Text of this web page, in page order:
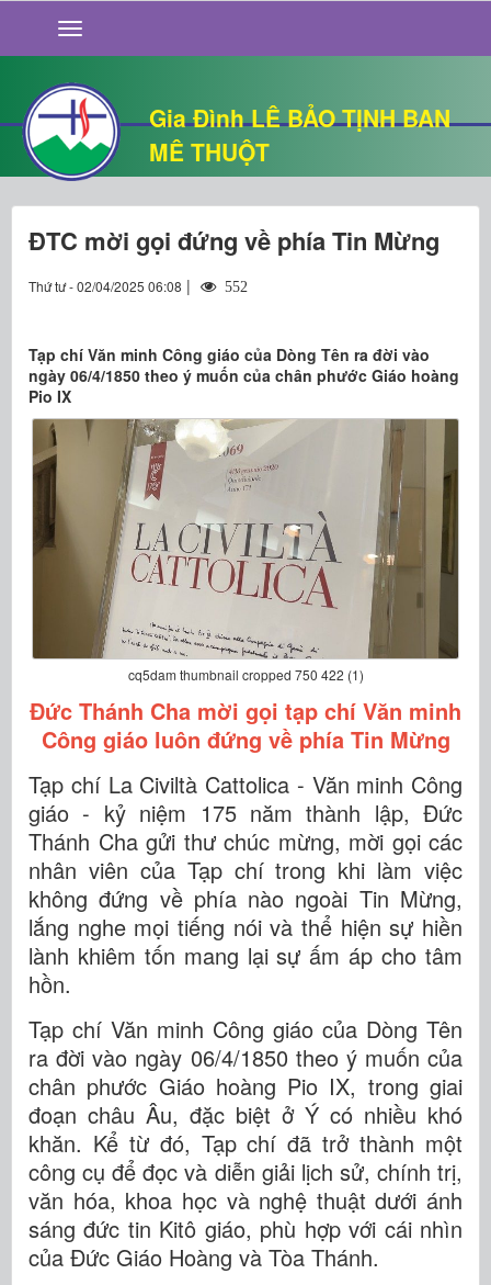
Gia Đình LÊ BẢO TỊNH BAN
MÊ THUỘT
GIỚI THIỆU
TIN TỨC
SỐNG ĐẠO
CHUYỆN NHÀ
QUÁN VĂN
THƯ GIÃN
ĐTC mời gọi đứng về phía Tin Mừng
Thứ tư - 02/04/2025 06:08 | 552
Tạp chí Văn minh Công giáo của Dòng Tên ra đời vào
ngày 06/4/1850 theo ý muốn của chân phước Giáo hoàng
Pio IX
cq5dam thumbnail cropped 750 422 (1)
Đức Thánh Cha mời gọi tạp chí Văn minh
Công giáo luôn đứng về phía Tin Mừng
Tạp chí La Civiltà Cattolica - Văn minh Công
giáo - kỷ niệm 175 năm thành lập, Đức
Thánh Cha gửi thư chúc mừng, mời gọi các
nhân viên của Tạp chí trong khi làm việc
không đứng về phía nào ngoài Tin Mừng,
lắng nghe mọi tiếng nói và thể hiện sự hiền
lành khiêm tốn mang lại sự ấm áp cho tâm
hồn.
Tạp chí Văn minh Công giáo của Dòng Tên
ra đời vào ngày 06/4/1850 theo ý muốn của
chân phước Giáo hoàng Pio IX, trong giai
đoạn châu Âu, đặc biệt ở Ý có nhiều khó
khăn. Kể từ đó, Tạp chí đã trở thành một
công cụ để đọc và diễn giải lịch sử, chính trị,
văn hóa, khoa học và nghệ thuật dưới ánh
sáng đức tin Kitô giáo, phù hợp với cái nhìn
của Đức Giáo Hoàng và Tòa Thánh.